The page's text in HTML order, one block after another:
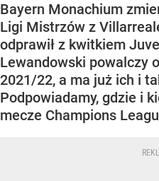
Bayern Monachium
Ligi Mistrzów z
odprawił z kwitkiem
Lewandowski powalczy
2021/22, a ma już ich i
Podpowiadamy, gdzie i
mecze Champions